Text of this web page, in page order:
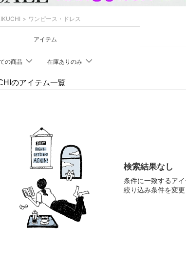
ワンピース・ドレス
アイテム
の商品 在庫ありのみ
のアイテム一覧
検索結果なし
条件に一致するア
絞り込み条件を変